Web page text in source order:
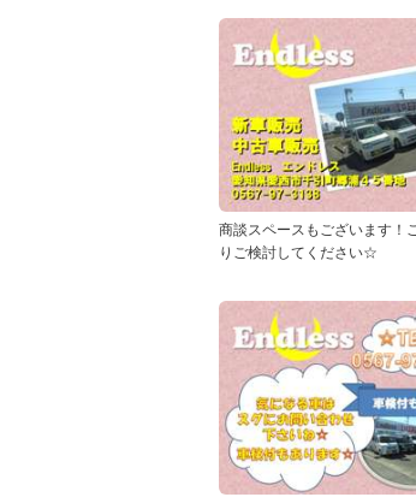
商談スペースもございます！
りご検討してください☆